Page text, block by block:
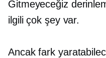
Gitmeyeceğiz
ilgili çok şey var.
Ancak fark